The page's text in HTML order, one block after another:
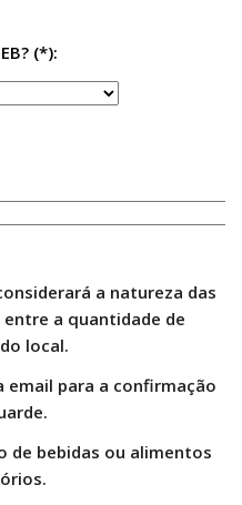
(*):
a natureza das
a quantidade de
local.
email para a confirmação
de bebidas ou alimentos